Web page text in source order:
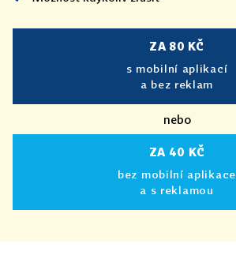
ZA 80 KČ
s mobilní aplikací
a bez reklam
nebo
ZA 40 KČ
bez mobilní aplikace
a s reklamou